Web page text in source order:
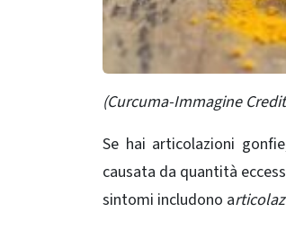
(Curcuma-Immagine
Se hai articolazioni
causata da quantità
sintomi includono a